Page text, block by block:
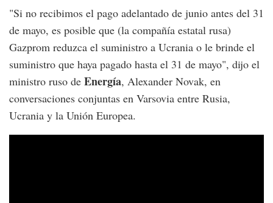
"Si no recibimos el pago adelantado de junio antes del 31
de mayo, es posible que (la compañía estatal rusa)
Gazprom reduzca el suministro a Ucrania o le brinde el
suministro que haya pagado hasta el 31 de mayo", dijo el
ministro ruso de Energía, Alexander Novak, en
conversaciones conjuntas en Varsovia entre Rusia,
Ucrania y la Unión Europea.